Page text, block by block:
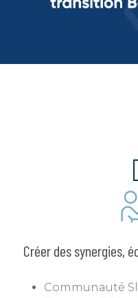
Créer des synergies,
Communauté